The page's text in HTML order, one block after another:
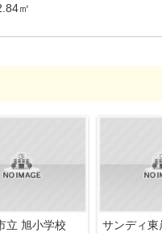
㎡
立 旭小学校
サンディ東